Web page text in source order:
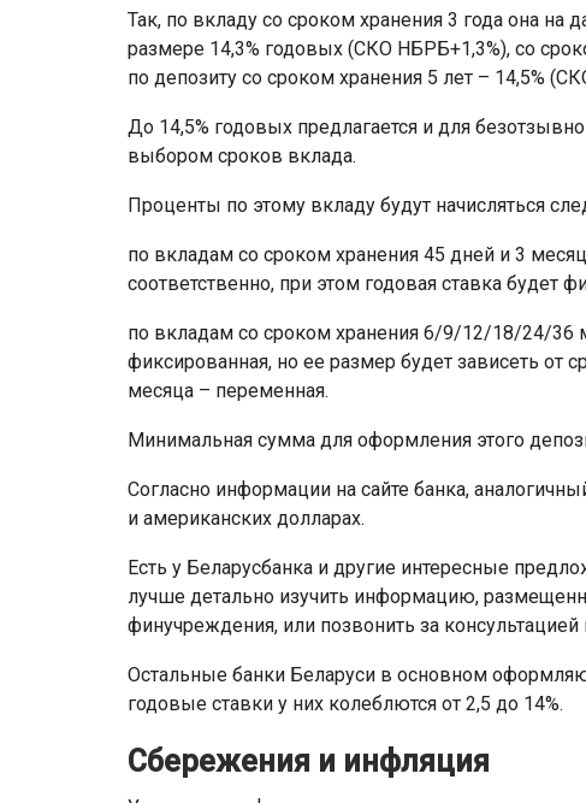
Так, по вкладу со сроком хранения 3 года она на
размере 14,3% годовых (СКО НБРБ+1,3%), со
по депозиту со сроком хранения 5 лет – 14,5%
До 14,5% годовых предлагается и для
выбором сроков вклада.
Проценты по этому вкладу будут начисляться
по вкладам со сроком хранения 45 дней и 3
соответственно, при этом годовая ставка будет
по вкладам со сроком хранения 6/9/12/18/24/36
фиксированная, но ее размер будет зависеть от
месяца – переменная.
Минимальная сумма для оформления этого
Согласно информации на сайте банка,
и американских долларах.
Есть у Беларусбанка и другие интересные
лучше детально изучить информацию,
финучреждения, или позвонить за консультацией
Остальные банки Беларуси в основном
годовые ставки у них колеблются от 2,5 до 14%.
Сбережения и инфляция